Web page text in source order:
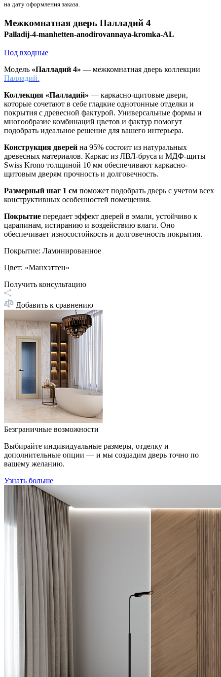
на дату оформления заказа.
Межкомнатная дверь Палладий 4
Palladij-4-manhetten-anodirovannaya-kromka-AL
Под входные
Модель «Палладий 4» — межкомнатная дверь коллекции
Палладий.
Коллекция «Палладий» — каркасно-щитовые двери,
которые сочетают в себе гладкие однотонные отделки и
покрытия с древесной фактурой. Универсальные формы и
многообразие комбинаций цветов и фактур помогут
подобрать идеальное решение для вашего интерьера.
Конструкция дверей на 95% состоит из натуральных
древесных материалов. Каркас из ЛВЛ-бруса и МДФ-щиты
Swiss Krono толщиной 10 мм обеспечивают каркасно-
щитовым дверям прочность и долговечность.
Размерный шаг 1 см поможет подобрать дверь с учетом всех
конструктивных особенностей помещения.
Покрытие передает эффект дверей в эмали, устойчиво к
царапинам, истиранию и воздействию влаги. Оно
обеспечивает износостойкость и долговечность покрытия.
Покрытие: Ламинированное
Цвет: «Манхэттен»
Получить консультацию
Добавить к сравнению
Безграничные возможности
Выбирайте индивидуальные размеры, отделку и
дополнительные опции — и мы создадим дверь точно по
вашему желанию.
Узнать больше